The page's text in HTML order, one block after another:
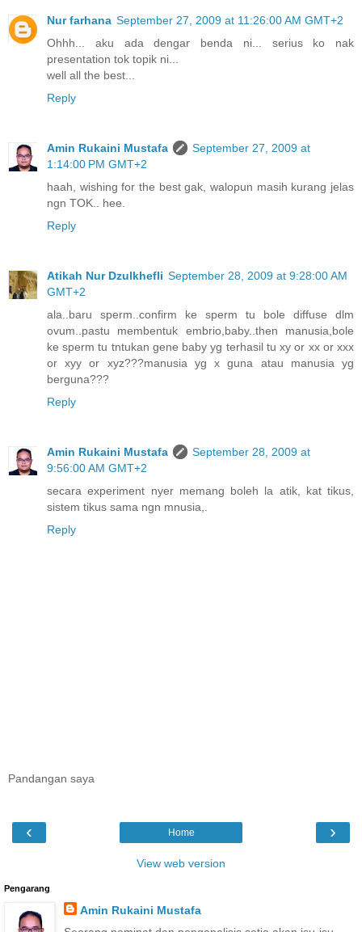
Nur farhana September 27, 2009 at 11:26:00 AM GMT+2
Ohhh... aku ada dengar benda ni... serius ko nak
presentation tok topik ni...
well all the best...
Reply
Amin Rukaini Mustafa
September 27, 2009 at
1:14:00 PM GMT+2
haah, wishing for the best gak, walopun masih kurang jelas
ngn TOK.. hee.
Reply
Atikah Nur Dzulkhefli September 28, 2009 at 9:28:00 AM
GMT+2
ala..baru sperm..confirm ke sperm tu bole diffuse dlm
ovum..pastu membentuk embrio,baby..then manusia,bole
ke sperm tu tntukan gene baby yg terhasil tu xy or xx or xxx
or xyy or xyz???manusia yg x guna atau manusia yg
berguna???
Reply
Amin Rukaini Mustafa
September 28, 2009 at
9:56:00 AM GMT+2
secara experiment nyer memang boleh la atik, kat tikus,
sistem tikus sama ngn mnusia,.
Reply
Pandangan saya
‹ ›
Home
View web version
Pengarang
Amin Rukaini Mustafa